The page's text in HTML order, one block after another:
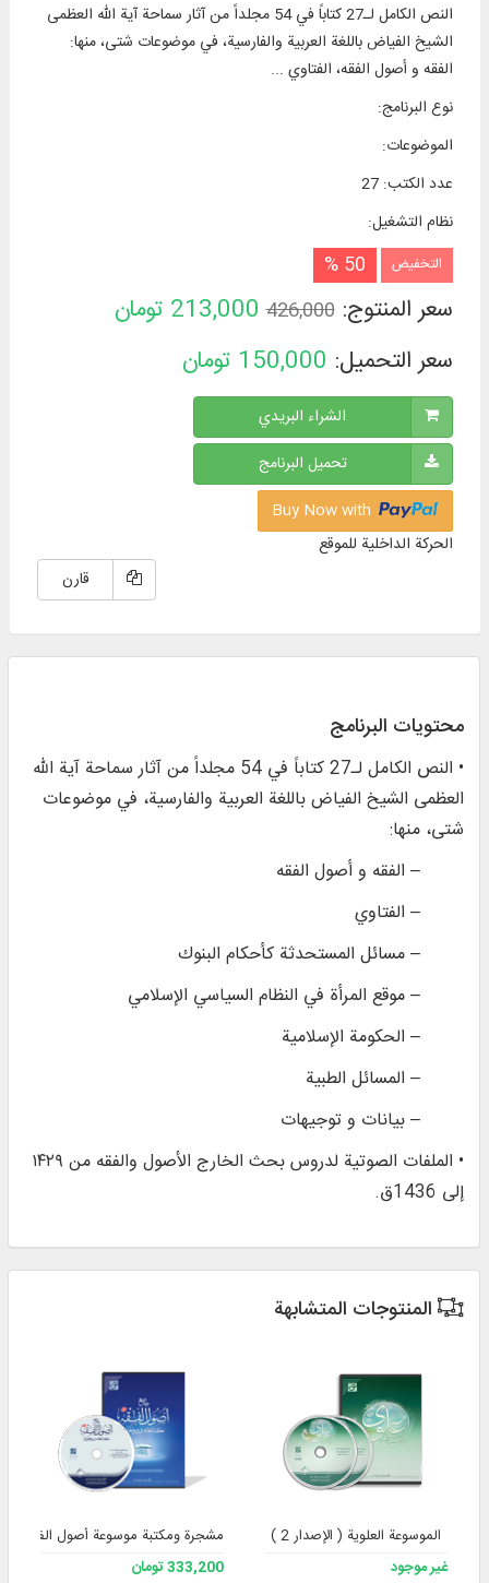
النص الكامل لـ27 كتاباً في 54 مجلداً من آثار سماحة آية الله العظمی
الشيخ الفياض باللغة العربية والفارسية، في موضوعات شتى، منها:
الفقه و أصول الفقه، الفتاوي ...
نوع البرنامج:
الموضوعات:
عدد الكتب:
27
نظام التشغیل:
التخفيض 50 %
سعر المنتوج:426,000
213,000 تومان
سعر التحميل: 150,000 تومان
الشراء البريدي
تحميل البرنامج
الحركة الداخلية للموقع
قارن
محتويات البرنامج
• النص الكامل لـ27 كتاباً في 54 مجلداً من آثار سماحة آية الله
العظمی الشيخ الفياض باللغة العربية والفارسية، في موضوعات
شتى، منها:
– الفقه و أصول الفقه
– الفتاوي
– مسائل المستحدثة كأحكام البنوك
– موقع المرأة في النظام السیاسي الإسلامي
– الحكومة الإسلامية
– المسائل الطبية
– بيانات و توجيهات
• الملفات الصوتية لدروس بحث الخارج الأصول والفقه من ۱۴۲۹
إلی 1436ق.
المنتوجات المتشابهة
الموسوعة العلوية ( الإصدار 2 )
غير موجود
مشجرة ومكتبة موسوعة أصول الفقه،
333,200 تومان